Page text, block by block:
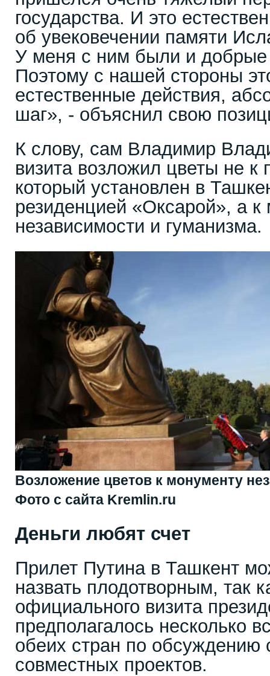
государства. И это
об увековечении памяти
У меня с ним были и
Поэтому с нашей стороны
естественные действия,
шаг», - объяснил свою
К слову, сам Владимир
визита возложил цветы не к
который установлен в
резиденцией «Оксарой», а к
независимости и гуманизма.
Возложение цветов к монументу
Фото с сайта Kremlin.ru
Деньги любят счет
Прилет Путина в Ташкент
назвать плодотворным, так
официального визита
предполагалось несколько
обеих стран по обсуждению
совместных проектов.